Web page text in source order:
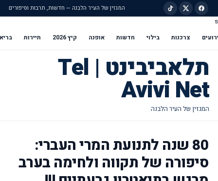
המגזין של העיר הלבנה — חדשות, תרבות וסיפורים
s
צרכנות בילוי חדשות אופנה קיץ 2026 תיירות
תלאביבינט | Tel
Avivi Net
80 שנה לתנועת המרי העברי:
סיפורה של תקווה ולחימה בערב